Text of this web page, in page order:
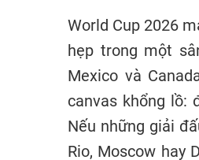
World Cup 2026
hẹp trong một
Mexico và
canvas khổng lồ:
Nếu những giải
Rio, Moscow hay